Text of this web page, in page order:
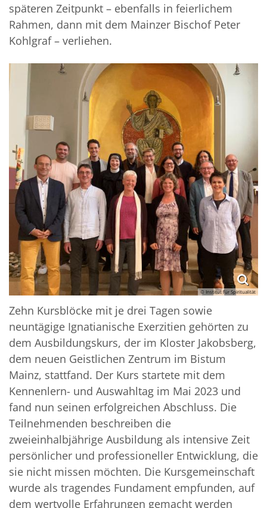
späteren Zeitpunkt – ebenfalls in feierlichem
Rahmen, dann mit dem Mainzer Bischof Peter
Kohlgraf – verliehen.
© Institut für Spiritualität
Zehn Kursblöcke mit je drei Tagen sowie
neuntägige Ignatianische Exerzitien gehörten zu
dem Ausbildungskurs, der im Kloster Jakobsberg,
dem neuen Geistlichen Zentrum im Bistum
Mainz, stattfand. Der Kurs startete mit dem
Kennenlern- und Auswahltag im Mai 2023 und
fand nun seinen erfolgreichen Abschluss. Die
Teilnehmenden beschreiben die
zweieinhalbjährige Ausbildung als intensive Zeit
persönlicher und professioneller Entwicklung, die
sie nicht missen möchten. Die Kursgemeinschaft
wurde als tragendes Fundament empfunden, auf
dem wertvolle Erfahrungen gemacht werden